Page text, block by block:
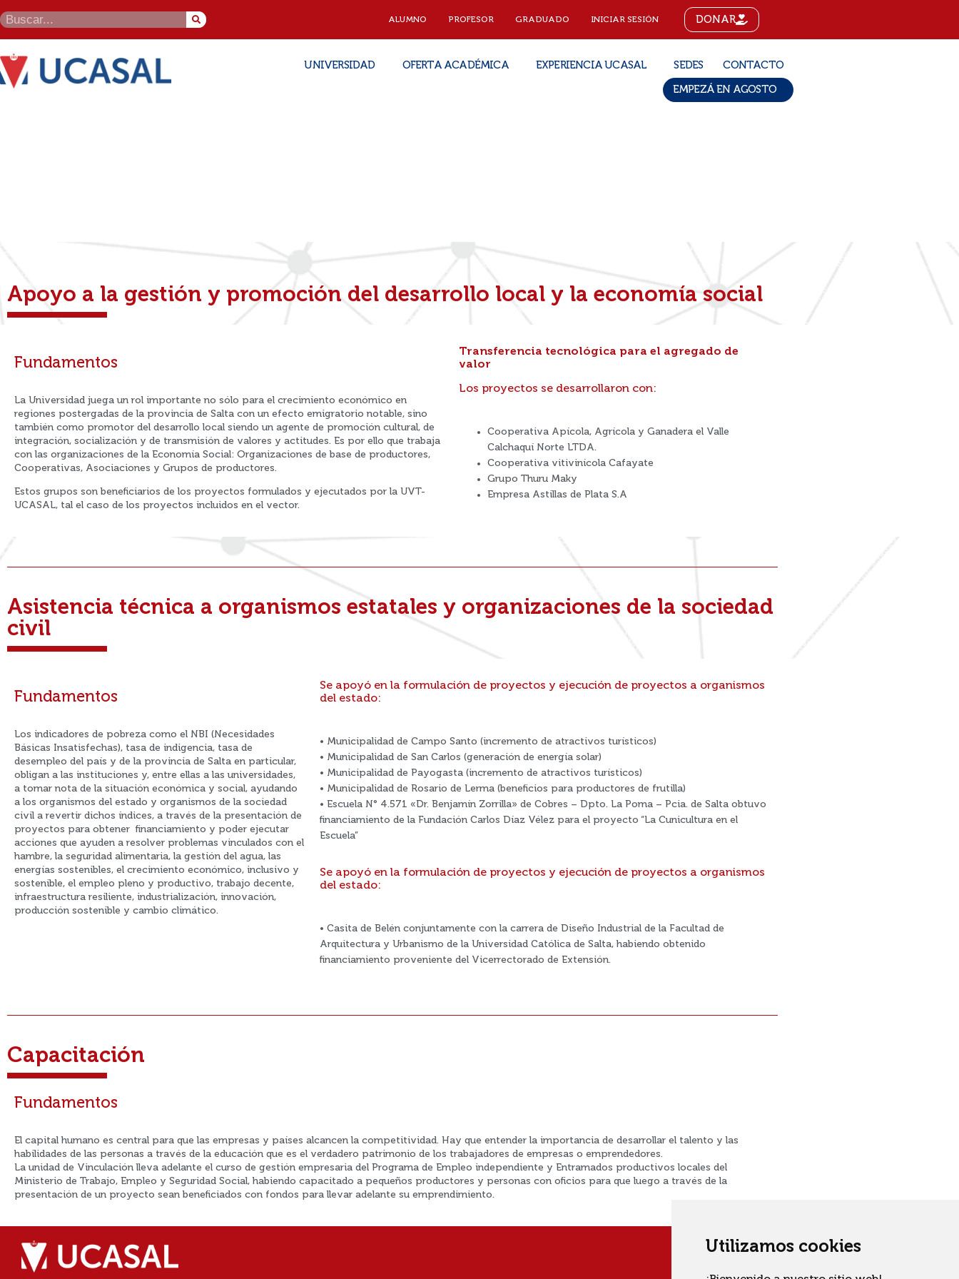
Utilizamos cookies
ALUMNO PROFESOR GRADUADO INICIAR SESIÓN DONAR
UNIVERSIDAD OFERTA ACADÉMICA EXPERIENCIA UCASAL SEDES CONTACTO
EMPEZÁ EN AGOSTO
Apoyo a la gestión y promoción del desarrollo local y la economía social
Fundamentos
La Universidad juega un rol importante no sólo para el crecimiento económico en
regiones postergadas de la provincia de Salta con un efecto emigratorio notable, sino
también como promotor del desarrollo local siendo un agente de promoción cultural, de
integración, socialización y de transmisión de valores y actitudes. Es por ello que trabaja
con las organizaciones de la Economía Social: Organizaciones de base de productores,
Cooperativas, Asociaciones y Grupos de productores.
Estos grupos son beneficiarios de los proyectos formulados y ejecutados por la UVT-
UCASAL, tal el caso de los proyectos incluidos en el vector.
Transferencia tecnológica para el agregado de
valor
Los proyectos se desarrollaron con:
Cooperativa Apícola, Agrícola y Ganadera el Valle
Calchaquí Norte LTDA.
Cooperativa vitivinícola Cafayate
Grupo Thuru Maky
Empresa Astillas de Plata S.A
Asistencia técnica a organismos estatales y organizaciones de la sociedad
civil
Fundamentos
Los indicadores de pobreza como el NBI (Necesidades
Básicas Insatisfechas), tasa de indigencia, tasa de
desempleo del país y de la provincia de Salta en particular,
obligan a las instituciones y, entre ellas a las universidades,
a tomar nota de la situación económica y social, ayudando
a los organismos del estado y organismos de la sociedad
civil a revertir dichos índices, a través de la presentación de
proyectos para obtener financiamiento y poder ejecutar
acciones que ayuden a resolver problemas vinculados con el
hambre, la seguridad alimentaria, la gestión del agua, las
energías sostenibles, el crecimiento económico, inclusivo y
sostenible, el empleo pleno y productivo, trabajo decente,
infraestructura resiliente, industrialización, innovación,
producción sostenible y cambio climático.
Se apoyó en la formulación de proyectos y ejecución de proyectos a organismos
del estado:
• Municipalidad de Campo Santo (incremento de atractivos turísticos)
• Municipalidad de San Carlos (generación de energía solar)
• Municipalidad de Payogasta (incremento de atractivos turísticos)
• Municipalidad de Rosario de Lerma (beneficios para productores de frutilla)
• Escuela N° 4.571 «Dr. Benjamín Zorrilla» de Cobres – Dpto. La Poma – Pcia. de Salta obtuvo
financiamiento de la Fundación Carlos Díaz Vélez para el proyecto “La Cunicultura en el
Escuela”
Se apoyó en la formulación de proyectos y ejecución de proyectos a organismos
del estado:
• Casita de Belén conjuntamente con la carrera de Diseño Industrial de la Facultad de
Arquitectura y Urbanismo de la Universidad Católica de Salta, habiendo obtenido
financiamiento proveniente del Vicerrectorado de Extensión.
Capacitación
Fundamentos
El capital humano es central para que las empresas y países alcancen la competitividad. Hay que entender la importancia de desarrollar el talento y las
habilidades de las personas a través de la educación que es el verdadero patrimonio de los trabajadores de empresas o emprendedores.
La unidad de Vinculación lleva adelante el curso de gestión empresaria del Programa de Empleo independiente y Entramados productivos locales del
Ministerio de Trabajo, Empleo y Seguridad Social, habiendo capacitado a pequeños productores y personas con oficios para que luego a través de la
presentación de un proyecto sean beneficiados con fondos para llevar adelante su emprendimiento.